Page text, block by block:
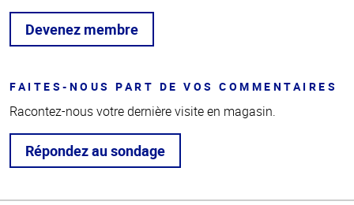
Devenez membre
FAITES-NOUS PART DE VOS COMMENTAIRES
Racontez-nous votre dernière visite en magasin.
Répondez au sondage